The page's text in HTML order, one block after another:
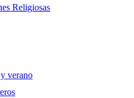
Religiosas
verano